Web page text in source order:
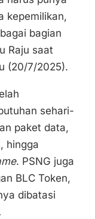
kepemilikan,
bagian
Raju saat
(20/7/2025).
sehari-
paket data,
hingga
. PSNG juga
BLC Token,
dibatasi